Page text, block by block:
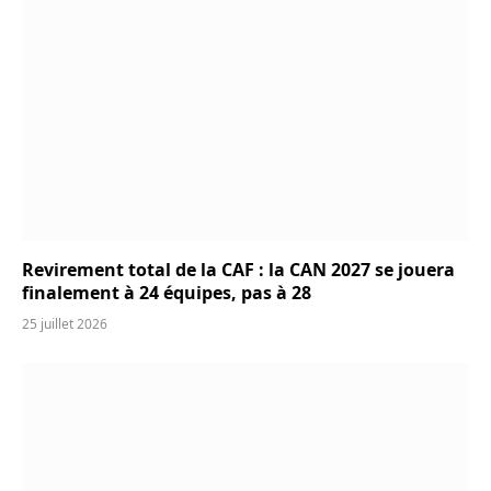
Revirement total de la CAF : la CAN 2027 se jouera
finalement à 24 équipes, pas à 28
25 juillet 2026